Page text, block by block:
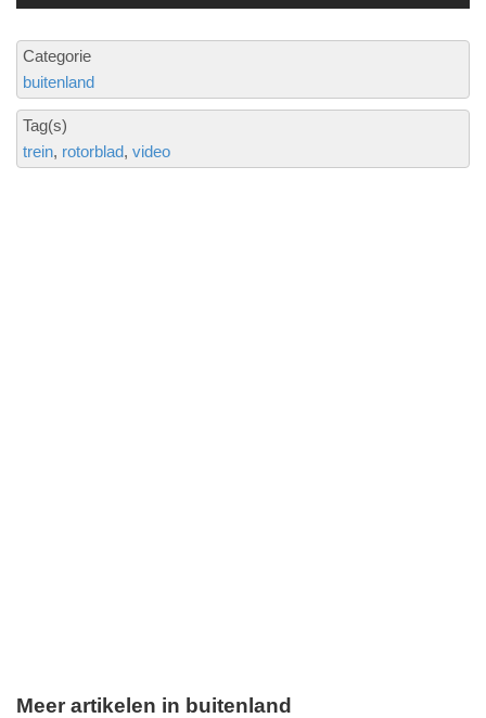
Categorie
buitenland
Tag(s)
trein rotorblad video
Meer artikelen in buitenland